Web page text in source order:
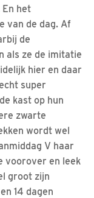
het
van de dag. Af
de
als ze de imitatie
hier en daar
super
kast op hun
zwarte
wordt wel
V haar
voorover en leek
groot zijn
14 dagen